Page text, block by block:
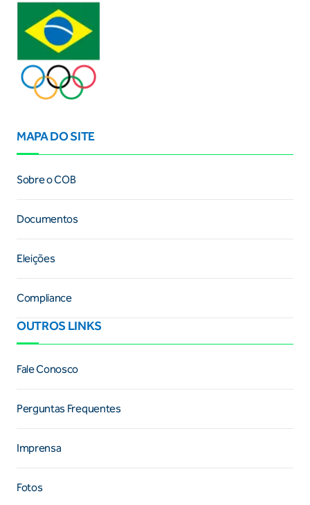
MAPA DO SITE
Sobre o COB
Documentos
Eleições
Compliance
OUTROS LINKS
Fale Conosco
Perguntas Frequentes
Imprensa
Fotos